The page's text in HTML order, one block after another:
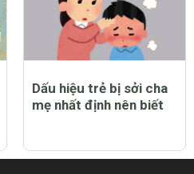
Dấu hiệu trẻ bị sởi cha
mẹ nhất định nên biết